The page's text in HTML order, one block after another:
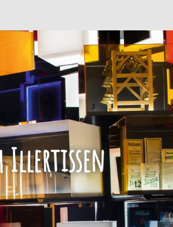
Illertissen